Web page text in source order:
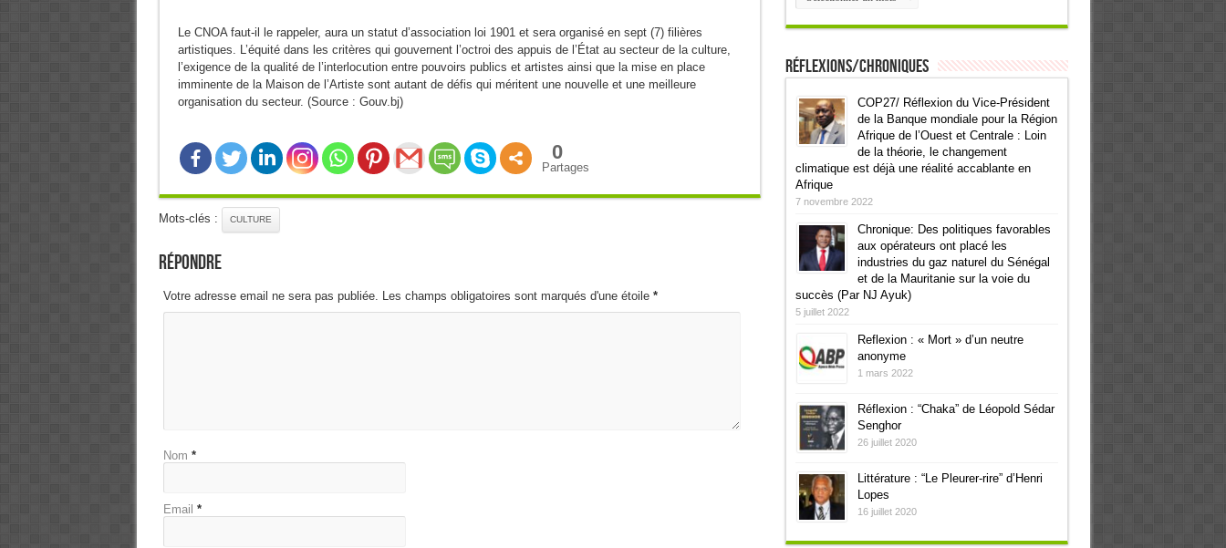
Le CNOA faut-il le rappeler, aura un statut d’association loi 1901 et sera organisé en sept (7) filières
artistiques. L’équité dans les critères qui gouvernent l’octroi des appuis de l’État au secteur de la culture,
l’exigence de la qualité de l’interlocution entre pouvoirs publics et artistes ainsi que la mise en place
imminente de la Maison de l’Artiste sont autant de défis qui méritent une nouvelle et une meilleure
organisation du secteur. (Source : Gouv.bj)
0
Partages
Mots-clés : CULTURE
Répondre
Votre adresse email ne sera pas publiée. Les champs obligatoires sont marqués d'une étoile *
Nom *
Email *
Réflexions/Chroniques
COP27/ Réflexion du Vice-Président
de la Banque mondiale pour la Région
Afrique de l’Ouest et Centrale : Loin
de la théorie, le changement
climatique est déjà une réalité accablante en
Afrique
7 novembre 2022
Chronique: Des politiques favorables
aux opérateurs ont placé les
industries du gaz naturel du Sénégal
et de la Mauritanie sur la voie du
succès (Par NJ Ayuk)
5 juillet 2022
Reflexion : « Mort » d’un neutre
anonyme
1 mars 2022
Réflexion : “Chaka” de Léopold Sédar
Senghor
26 juillet 2020
Littérature : “Le Pleurer-rire” d’Henri
Lopes
16 juillet 2020